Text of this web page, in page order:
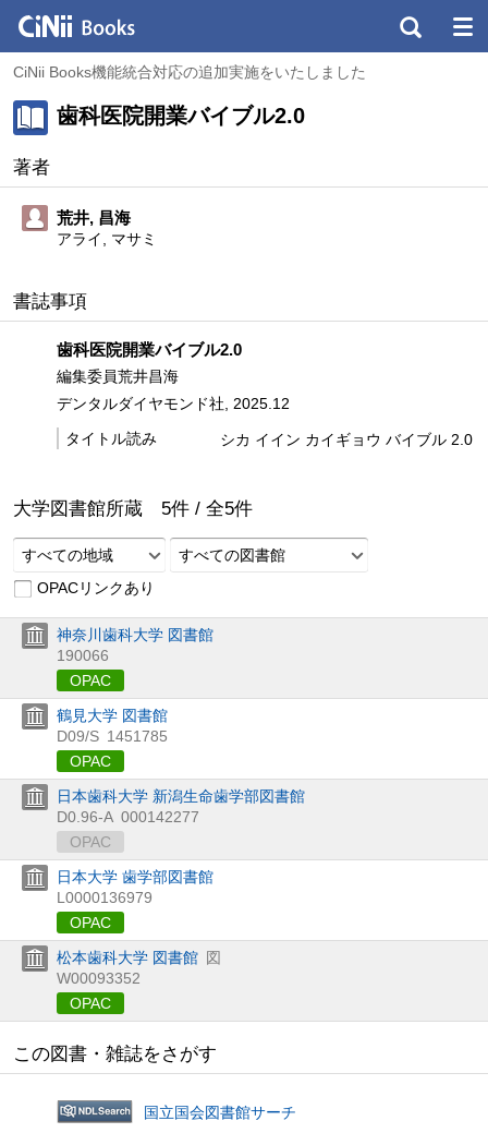
CiNii Books機能統合対応の追加実施をいたしました
歯科医院開業バイブル2.0
著者
荒井, 昌海
アライ, マサミ
書誌事項
歯科医院開業バイブル2.0
編集委員荒井昌海
デンタルダイヤモンド社, 2025.12
タイトル読み
シカ イイン カイギョウ バイブル 2.0
大学図書館所蔵 5件 / 全5件
すべての地域
すべての図書館
OPACリンクあり
神奈川歯科大学 図書館
190066
OPAC
鶴見大学 図書館
D09/S 1451785
OPAC
日本歯科大学 新潟生命歯学部図書館
D0.96-A 000142277
OPAC
日本大学 歯学部図書館
L0000136979
OPAC
松本歯科大学 図書館 図
W00093352
OPAC
この図書・雑誌をさがす
国立国会図書館サーチ